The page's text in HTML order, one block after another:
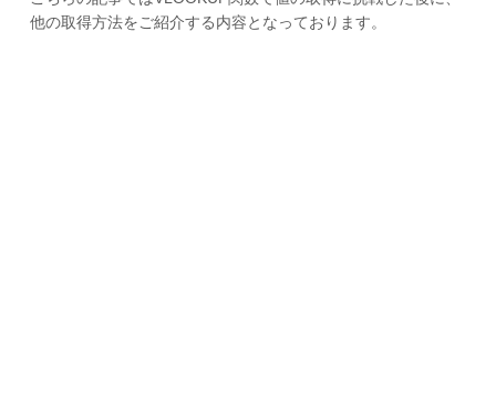
他の取得方法をご紹介する内容となっております。